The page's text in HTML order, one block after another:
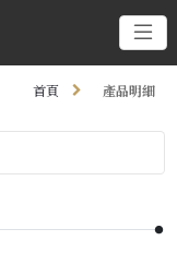
首頁 產品明細